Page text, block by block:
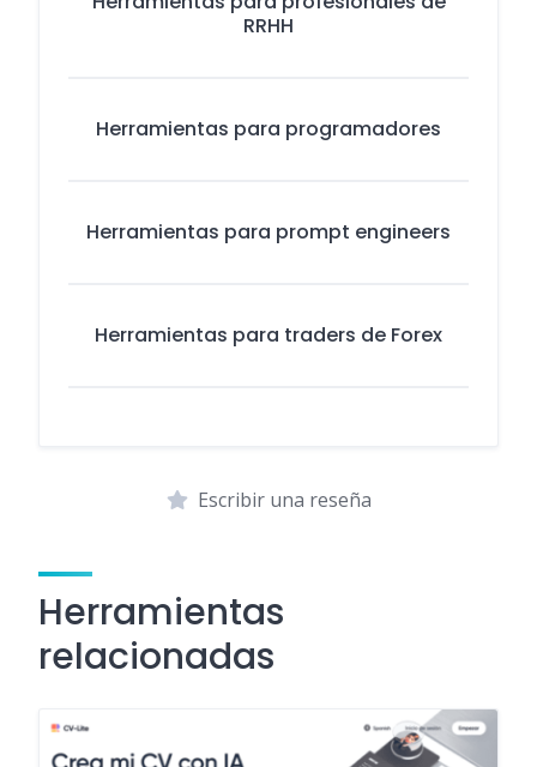
RRHH
Herramientas para programadores
Herramientas para prompt engineers
Herramientas para traders de Forex
Escribir una reseña
Herramientas
relacionadas